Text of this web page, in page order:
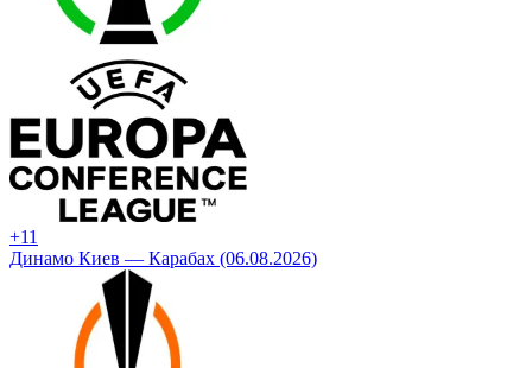
+11
Динамо Киев — Карабах (06.08.2026)